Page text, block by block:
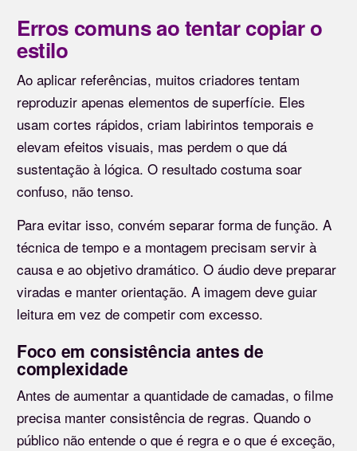
Erros comuns ao tentar copiar o
estilo
Ao aplicar referências, muitos criadores tentam
reproduzir apenas elementos de superfície. Eles
usam cortes rápidos, criam labirintos temporais e
elevam efeitos visuais, mas perdem o que dá
sustentação à lógica. O resultado costuma soar
confuso, não tenso.
Para evitar isso, convém separar forma de função. A
técnica de tempo e a montagem precisam servir à
causa e ao objetivo dramático. O áudio deve preparar
viradas e manter orientação. A imagem deve guiar
leitura em vez de competir com excesso.
Foco em consistência antes de
complexidade
Antes de aumentar a quantidade de camadas, o filme
precisa manter consistência de regras. Quando o
público não entende o que é regra e o que é exceção,